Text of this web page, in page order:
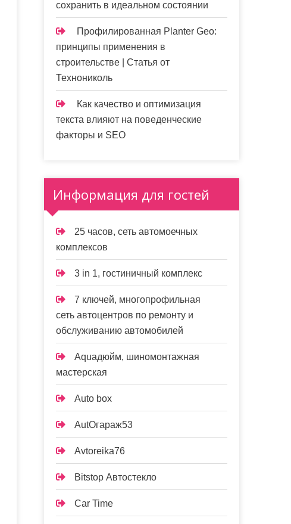
сохранить в идеальном состоянии
Профилированная Planter Geo:
принципы применения в
строительстве | Статья от
Технониколь
Как качество и оптимизация
текста влияют на поведенческие
факторы и SEO
Информация для гостей
25 часов, сеть автомоечных
комплексов
3 in 1, гостиничный комплекс
7 ключей, многопрофильная
сеть автоцентров по ремонту и
обслуживанию автомобилей
Aquaдюйм, шиномонтажная
мастерская
Auto box
AutOгараж53
Avtoreika76
Bitstop Автостекло
Car Time